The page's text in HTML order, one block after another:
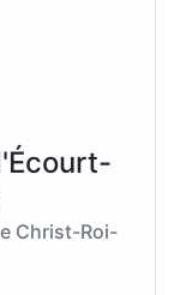
Christ-Roi-